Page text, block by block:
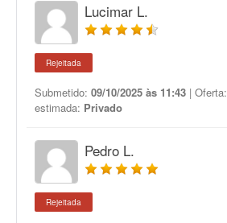
Lucimar L.
Rejeitada
Submetido: 09/10/2025 às 11:43 | Oferta:
estimada: Privado
Pedro L.
Rejeitada